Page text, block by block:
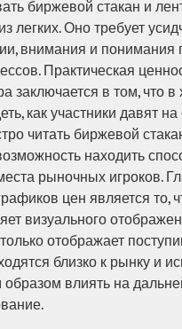
биржевой стакан и
легких. Оно требует
внимания и
Практическая
заключается в том, что в
как участники давят
читать биржевой
находить
рыночных игроков.
цен является то,
визуального
отображает
близко к рынку и
образом влиять на